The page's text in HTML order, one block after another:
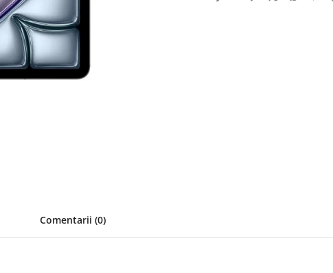
Comentarii (0)